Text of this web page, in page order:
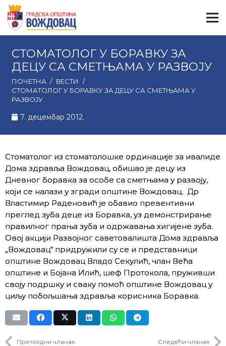
СТОМАТОЛОГ У БОРАВКУ ЗА
ДЕЦУ СА СМЕТЊАМА У РАЗВОЈУ
ПОЧЕТНА / ВЕСТИ
/
СТОМАТОЛОГ У БОРАВКУ ЗА ДЕЦУ СА СМЕТЊАМА У
РАЗВОЈУ
7. децембар 2012.
Стоматолог из стоматолошке ординације за ивалиде
Дома здравља Вождовац, обишао је децу из
Дневног боравка за особе са сметњама у развоју,
који се налази у згради општине Вождовац. Др
Властимир Раденовић је обавио превентивни
преглед зуба деце из Боравка, уз демонстрирање
правилног прања зуба и одржавања хигијене зуба.
Овој акцији Развојног саветовалишта Дома здравља
„Вождовац“ придружили су се и представници
општине Вождовац Владо Секулић, члан Већа
општине и Бојана Илић, шеф Протокола, пруживши
своју подршку и сваку помоћ општине Вождовац у
циљу побољшања здравља корисника Боравка.
Претходни чланак Следећи чланак